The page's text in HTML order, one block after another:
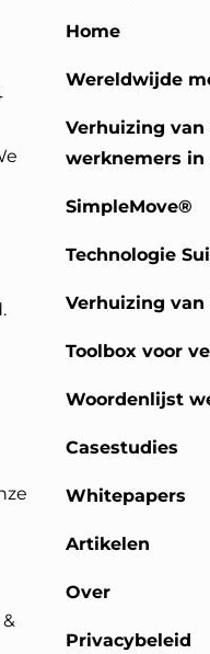
Home
Wereldwijde
Verhuizing
werknemers in
SimpleMove®
Technologie
Verhuizing van
Toolbox voor
Woordenlijst
Casestudies
Whitepapers
Artikelen
Over
Privacybeleid